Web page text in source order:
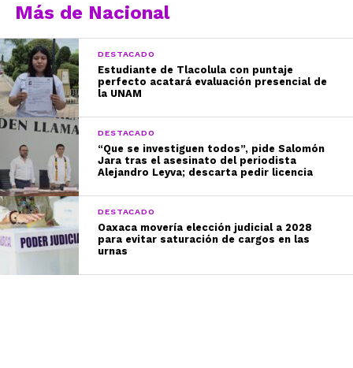
Más de Nacional
DESTACADO
Estudiante de Tlacolula con puntaje
perfecto acatará evaluación presencial de
la UNAM
DESTACADO
“Que se investiguen todos”, pide Salomón
Jara tras el asesinato del periodista
Alejandro Leyva; descarta pedir licencia
DESTACADO
Oaxaca movería elección judicial a 2028
para evitar saturación de cargos en las
urnas